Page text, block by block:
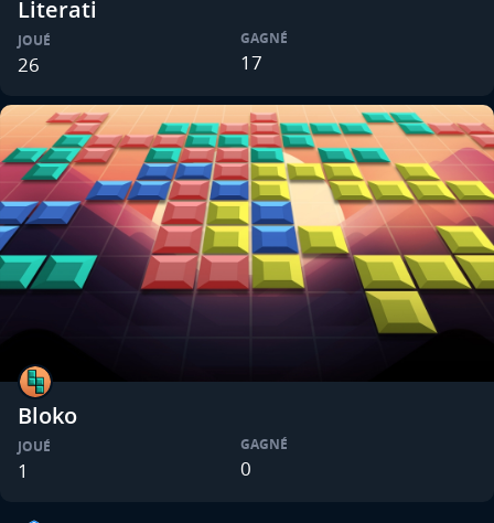
Literati
JOUÉ
26
GAGNÉ
17
Bloko
JOUÉ
1
GAGNÉ
0